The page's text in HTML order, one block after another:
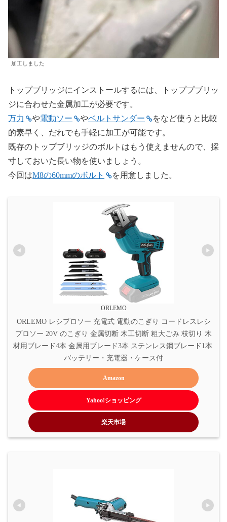
加工しました
トップブリッジにインストールするには、トッププブリッ
ジに合わせた金属加工が必要です。
万力
や電動ソー やベルトサンダー
をなど使うと比較
的素早く、だれでも手軽に加工が可能です。
既存のトップブリッジのボルトはもう使えませんので、採
寸しておいた長い物を使いましょう。
今回はM8の60mmのボルト を用意しました。
ORLEMO
ORLEMO レシプロソー 充電式 電動のこぎり コードレスレシ
プロソー 20V のこぎり 金属切断 木工切断 粗大ごみ 枝切り 木
材用ブレード4本 金属用ブレード3本 ステンレス鋼ブレード1本
バッテリー・充電器・ケース付
Amazon
Yahoo!ショッピング
楽天市場